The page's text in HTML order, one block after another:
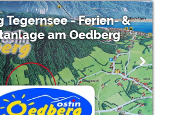
Tegernsee - Ferien- &
am Oedberg